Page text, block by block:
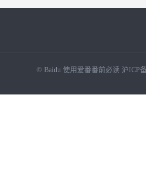
© Baidu 使用爱番番前必读 沪ICP